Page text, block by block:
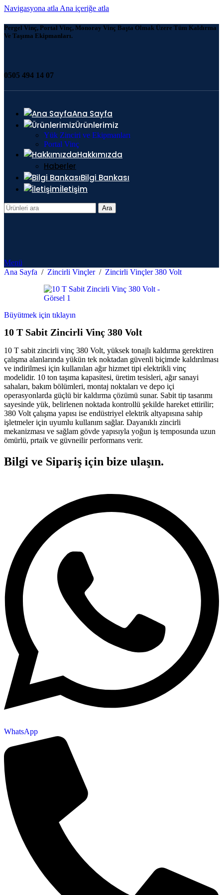
Navigasyona atla Ana içeriğe atla
Pergel Vinç, Portal Vinç, Monoray Vinç Başta Olmak Üzere Tüm Kaldırma
Ve Taşıma Ekipmanları.
0505 494 14 07
Ana Sayfa
Ürünlerimiz
Yük Zinciri ve Ekipmanları
Portal Vinç
Hakkımızda
Haberler
Bilgi Bankası
İletişim
Ara
Menü
Ana Sayfa / Zincirli Vinçler / Zincirli Vinçler 380 Volt
Büyütmek için tıklayın
10 T Sabit Zincirli Vinç 380 Volt
10 T sabit zincirli vinç 380 Volt, yüksek tonajlı kaldırma gerektiren
çalışma alanlarında yükün tek noktadan güvenli biçimde kaldırılması
ve indirilmesi için kullanılan ağır hizmet tipi elektrikli vinç
modelidir. 10 ton taşıma kapasitesi, üretim tesisleri, ağır sanayi
sahaları, bakım bölümleri, montaj noktaları ve depo içi
operasyonlarda güçlü bir kaldırma çözümü sunar. Sabit tip tasarımı
sayesinde yük, belirlenen noktada kontrollü şekilde hareket ettirilir;
380 Volt çalışma yapısı ise endüstriyel elektrik altyapısına sahip
işletmeler için uyumlu kullanım sağlar. Dayanıklı zincirli
mekanizması ve sağlam gövde yapısıyla yoğun iş temposunda uzun
ömürlü, prtaik ve güvneilir performans verir.
Bilgi ve Sipariş için bize ulaşın.
WhatsApp